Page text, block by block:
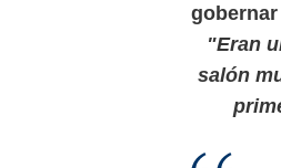
"Eran
salón